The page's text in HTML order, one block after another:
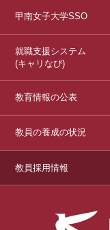
甲南女子大学SSO
就職支援システム
(キャリなび)
教育情報の公表
教員の養成の状況
教員採用情報